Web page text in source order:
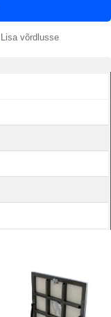
Lisa võrdlusse